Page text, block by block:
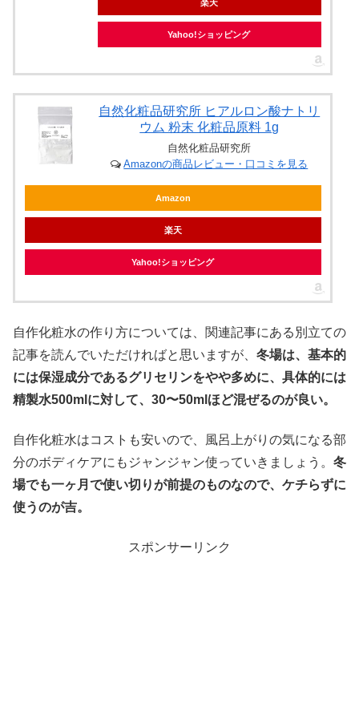
楽天
Yahoo!ショッピング
自然化粧品研究所 ヒアルロン酸ナトリ
ウム 粉末 化粧品原料 1g
自然化粧品研究所
Amazonの商品レビュー・口コミを見る
Amazon
楽天
Yahoo!ショッピング
自作化粧水の作り方については、関連記事にある別立ての
記事を読んでいただければと思いますが、 冬場は、基本的
には保湿成分であるグリセリンをやや多めに、具体的には
精製水500mlに対して、30〜50mlほど混ぜるのが良い。
自作化粧水はコストも安いので、風呂上がりの気になる部
分のボディケアにもジャンジャン使っていきましょう。 冬
場でも一ヶ月で使い切りが前提のものなので、ケチらずに
使うのが吉。
スポンサーリンク